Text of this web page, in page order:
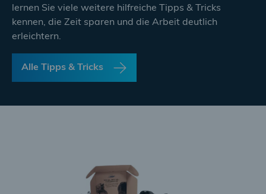
lernen Sie viele weitere hilfreiche Tipps & Tricks
kennen, die Zeit sparen und die Arbeit deutlich
erleichtern.
Alle Tipps & Tricks